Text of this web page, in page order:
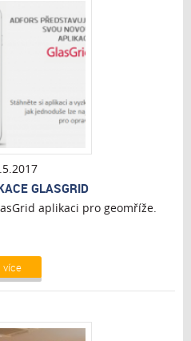
GLASGRID
aplikaci pro geomříže.
více